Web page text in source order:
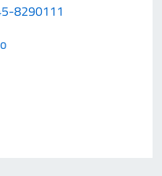
8290111